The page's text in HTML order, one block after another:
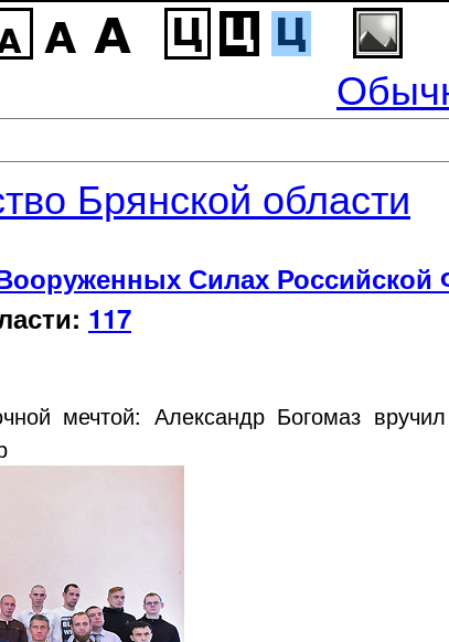
Брянской области
Силах Российской
117
мечтой: Александр Богомаз